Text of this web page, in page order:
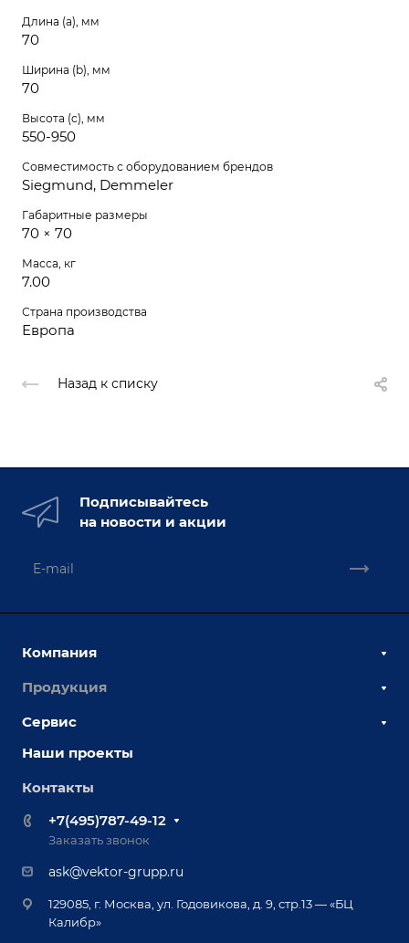
Длина (a), мм
70
Ширина (b), мм
70
Высота (c), мм
550-950
Совместимость с оборудованием брендов
Siegmund, Demmeler
Габаритные размеры
70 × 70
Масса, кг
7.00
Страна производства
Европа
Назад к списку
Подписывайтесь
на новости и акции
Компания
О компании
Выставки и мероприятия
Вопрос ответ
Реквизиты
Документы
Продукция
Сборочно-сварочные столы
Оснастка для сварочных столов
Оборудование для приварки крепежа
Приварной крепеж
Специализированные решения для сварки
Позиционеры и вращатели
Сервис
Сервисное обслуживание
Обучение
Лизинг
Гарантия
Наши проекты
Контакты
+7(495)787-49-12
Заказать звонок
ask@vektor-grupp.ru
129085, г. Москва, ул. Годовикова, д. 9, стр.13 — «БЦ
Калибр»